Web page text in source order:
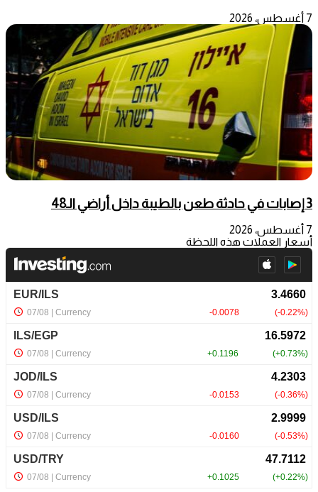
7 أغسطس، 2026
3 إصابات في حادثة طعن بالطيبة داخل أراضي الـ48
7 أغسطس، 2026
أسعار العملات هذه اللحظة